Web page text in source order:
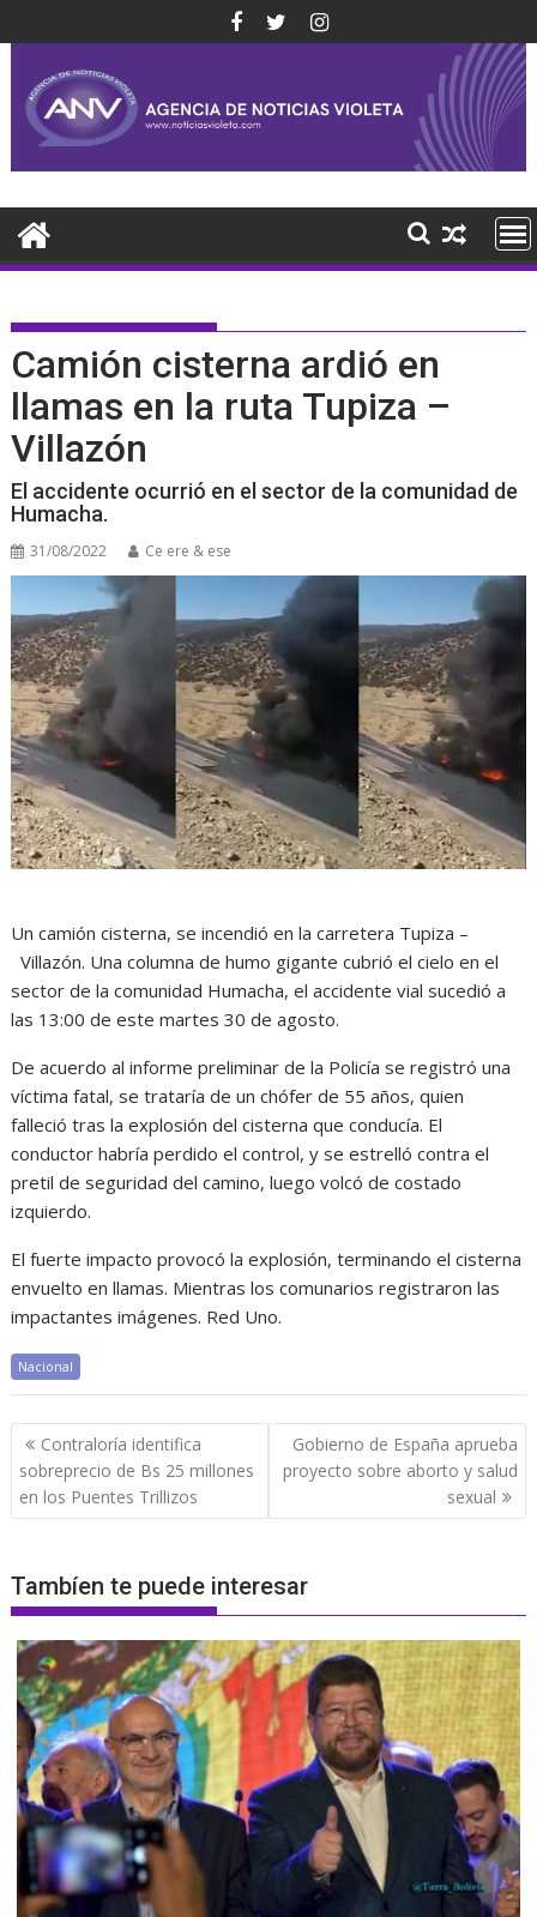
al
contenido
Camión cisterna ardió en
llamas en la ruta Tupiza –
Villazón
El accidente ocurrió en el sector de la comunidad de
Humacha.
31/08/2022 Ce ere & ese
Un camión cisterna, se incendió en la carretera Tupiza –
Villazón. Una columna de humo gigante cubrió el cielo en el
sector de la comunidad Humacha, el accidente vial sucedió a
las 13:00 de este martes 30 de agosto.
De acuerdo al informe preliminar de la Policía se registró una
víctima fatal, se trataría de un chófer de 55 años, quien
falleció tras la explosión del cisterna que conducía. El
conductor habría perdido el control, y se estrelló contra el
pretil de seguridad del camino, luego volcó de costado
izquierdo.
El fuerte impacto provocó la explosión, terminando el cisterna
envuelto en llamas. Mientras los comunarios registraron las
impactantes imágenes. Red Uno.
Nacional
Navegación
de
entradas
Contraloría identifica
sobreprecio de Bs 25 millones
en los Puentes Trillizos
Gobierno de España aprueba
proyecto sobre aborto y salud
sexual
Tambíen te puede interesar